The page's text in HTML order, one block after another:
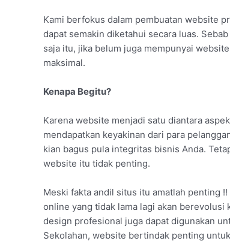
Kami berfokus dalam pembuatan website
dapat semakin diketahui secara luas.
saja itu, jika belum juga mempunyai
maksimal.
Kenapa Begitu?
Karena website menjadi satu diantara
mendapatkan keyakinan dari para
kian bagus pula integritas bisnis Anda.
website itu tidak penting.
Meski fakta andil situs itu amatlah penting
online yang tidak lama lagi akan berevolusi
design profesional juga dapat digunakan
Sekolahan, website bertindak penting